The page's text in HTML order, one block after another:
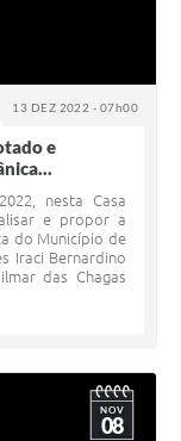
13 DEZ 2022 - 07h00
e
nesta Casa
e propor a
do Município de
Iraci Bernardino
das Chagas
NOV
08